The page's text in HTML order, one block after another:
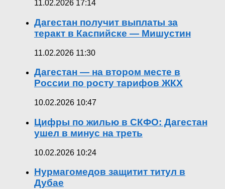
11.02.2026 17:14
Дагестан получит выплаты за
теракт в Каспийске — Мишустин
11.02.2026 11:30
Дагестан — на втором месте в
России по росту тарифов ЖКХ
10.02.2026 10:47
Цифры по жилью в СКФО: Дагестан
ушел в минус на треть
10.02.2026 10:24
Нурмагомедов защитит титул в
Дубае